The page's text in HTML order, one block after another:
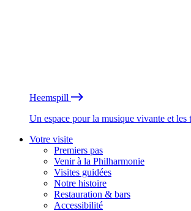
Heemspill
Un espace pour la musique vivante et les
Votre visite
Premiers pas
Venir à la Philharmonie
Visites guidées
Notre histoire
Restauration & bars
Accessibilité